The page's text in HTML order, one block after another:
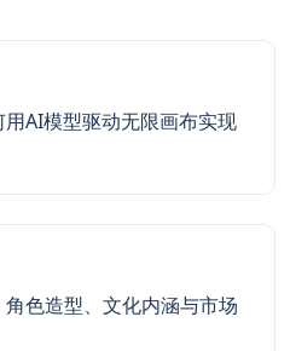
AI模型驱动无限画布实现
色造型、文化内涵与市场